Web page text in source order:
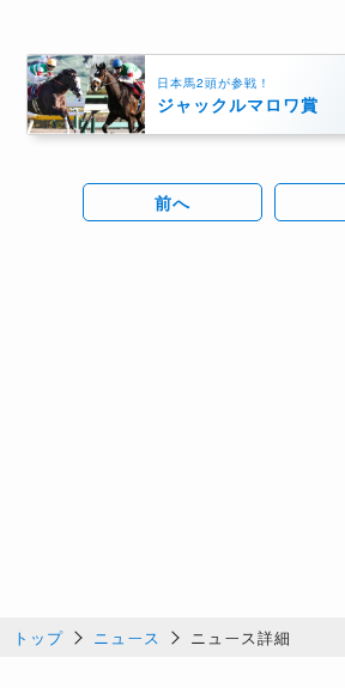
日本馬2頭が参戦！
ジャックルマロワ賞
前へ
トップ ニュース ニュース詳細